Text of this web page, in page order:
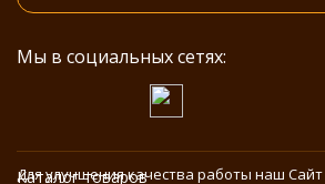
Мы в социальных сетях:
Каталог товаров
Для улучшения качества работы наш Сайт